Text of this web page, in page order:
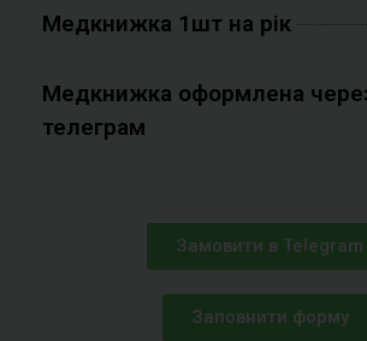
Медкнижка 1шт на рік
Медкнижка оформлена
телеграм
Замовити в Telegram
Заповнити форму